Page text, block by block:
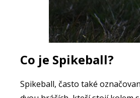
Co je Spikeball?
Spikeball, často také